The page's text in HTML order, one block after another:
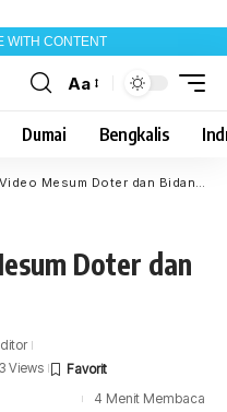
WITH CONTENT
Font
Aa
Dumai Bengkalis
Mesum Doter dan Bidan di Jember
Doter dan
Views
4 Menit Membaca